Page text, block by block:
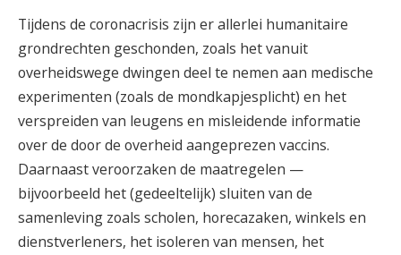
Tijdens de coronacrisis zijn er allerlei humanitaire
grondrechten geschonden, zoals het vanuit
overheidswege dwingen deel te nemen aan medische
experimenten (zoals de mondkapjesplicht) en het
verspreiden van leugens en misleidende informatie
over de door de overheid aangeprezen vaccins.
Daarnaast veroorzaken de maatregelen —
bijvoorbeeld het (gedeeltelijk) sluiten van de
samenleving zoals scholen, horecazaken, winkels en
dienstverleners, het isoleren van mensen, het